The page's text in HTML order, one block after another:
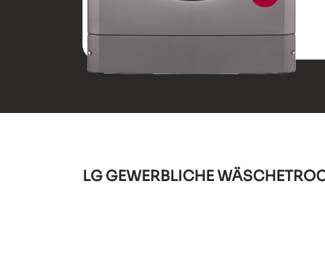
LG GEWERBLICHE